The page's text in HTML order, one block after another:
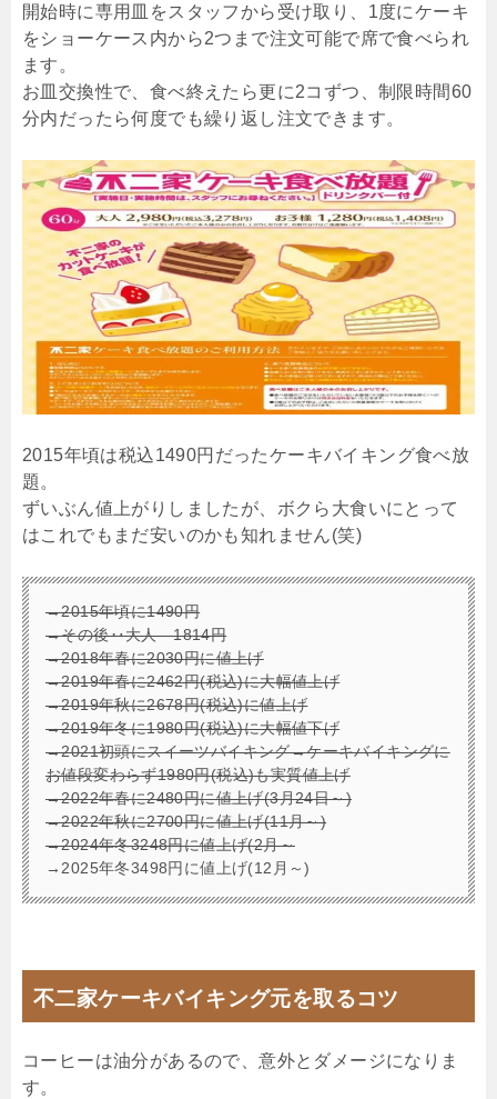
開始時に専用皿をスタッフから受け取り、1度にケーキ
をショーケース内から2つまで注文可能で席で食べられ
ます。
お皿交換性で、食べ終えたら更に2コずつ、制限時間60
分内だったら何度でも繰り返し注文できます。
2015年頃は税込1490円だったケーキバイキング食べ放
題。
ずいぶん値上がりしましたが、ボクら大食いにとって
はこれでもまだ安いのかも知れません(笑)
→2015年頃に1490円
→その後‥大人 1814円
→2018年春に2030円に値上げ
→2019年春に2462円(税込)に大幅値上げ
→2019年秋に2678円(税込)に値上げ
→2019年冬に1980円(税込)に大幅値下げ
→2021初頭にスイーツバイキング→ケーキバイキングに
お値段変わらず1980円(税込)も実質値上げ
→2022年春に2480円に値上げ(3月24日～)
→2022年秋に2700円に値上げ(11月～)
→2024年冬3248円に値上げ(2月～
→2025年冬3498円に値上げ(12月～)
不二家ケーキバイキング元を取るコツ
コーヒーは油分があるので、意外とダメージになりま
す。